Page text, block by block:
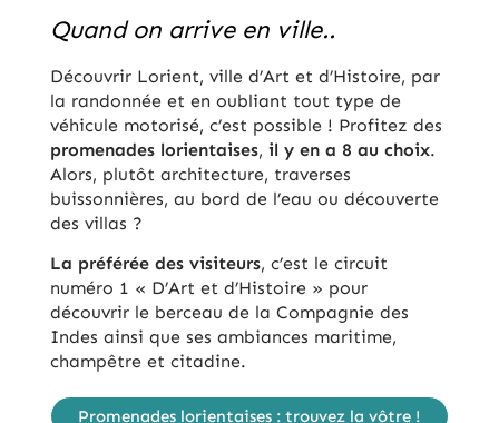
Quand on arrive en ville..
Découvrir Lorient, ville d’Art et d’Histoire, par
la randonnée et en oubliant tout type de
véhicule motorisé, c’est possible ! Profitez des
promenades lorientaises, il y en a 8 au choix.
Alors, plutôt architecture, traverses
buissonnières, au bord de l’eau ou découverte
des villas ?
La préférée des visiteurs, c’est le circuit
numéro 1 « D’Art et d’Histoire » pour
découvrir le berceau de la Compagnie des
Indes ainsi que ses ambiances maritime,
champêtre et citadine.
Promenades lorientaises : trouvez la vôtre !